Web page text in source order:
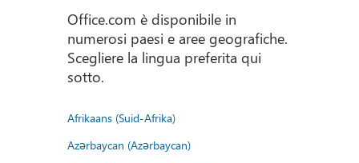
Office.com è disponibile in
numerosi paesi e aree geografiche.
Scegliere la lingua preferita qui
sotto.
Afrikaans (Suid-Afrika)
Azərbaycan (Azərbaycan)